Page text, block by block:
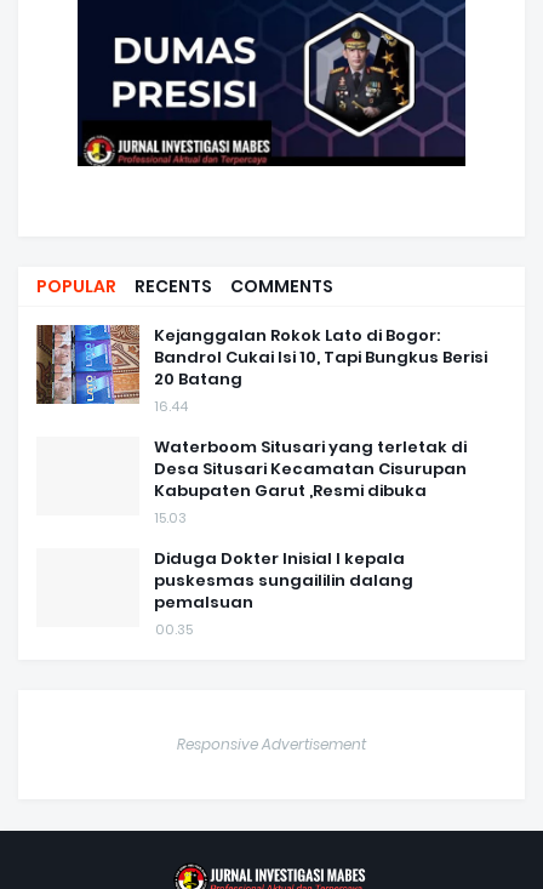
POPULAR RECENTS COMMENTS
Kejanggalan Rokok Lato di Bogor:
Bandrol Cukai Isi 10, Tapi Bungkus Berisi
20 Batang
16.44
Waterboom Situsari yang terletak di
Desa Situsari Kecamatan Cisurupan
Kabupaten Garut ,Resmi dibuka
15.03
Diduga Dokter Inisial I kepala
puskesmas sungaililin dalang
pemalsuan
00.35
Responsive Advertisement